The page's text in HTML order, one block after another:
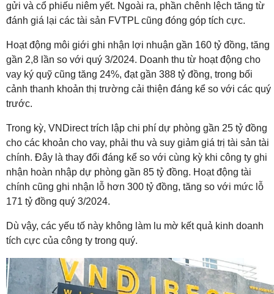
gửi và cổ phiếu niêm yết. Ngoài ra, phần chênh lệch tăng từ
đánh giá lại các tài sản FVTPL cũng đóng góp tích cực.
Hoạt động môi giới ghi nhận lợi nhuận gần 160 tỷ đồng, tăng
gần 2,8 lần so với quý 3/2024. Doanh thu từ hoạt động cho
vay ký quỹ cũng tăng 24%, đạt gần 388 tỷ đồng, trong bối
cảnh thanh khoản thị trường cải thiện đáng kể so với các quý
trước.
Trong kỳ, VNDirect trích lập chi phí dự phòng gần 25 tỷ đồng
cho các khoản cho vay, phải thu và suy giảm giá trị tài sản tài
chính. Đây là thay đổi đáng kể so với cùng kỳ khi công ty ghi
nhận hoàn nhập dự phòng gần 85 tỷ đồng. Hoạt động tài
chính cũng ghi nhận lỗ hơn 300 tỷ đồng, tăng so với mức lỗ
171 tỷ đồng quý 3/2024.
Dù vậy, các yếu tố này không làm lu mờ kết quả kinh doanh
tích cực của công ty trong quý.